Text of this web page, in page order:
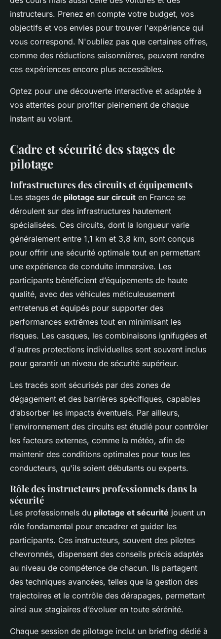
instructeurs. Prenez en compte votre budget, vos
objectifs et vos envies pour trouver l'expérience qui
vous correspond. N'oubliez pas que certaines offres,
comme des réductions saisonnières, peuvent rendre
ces expériences encore plus accessibles.
Optez pour une découverte interactive et adaptée à
vos attentes pour profiter pleinement de chaque
instant au volant.
Cadre et sécurité des stages de
pilotage
Infrastructures des circuits et équipements
Les stages de pilotage sur circuit en France se
déroulent sur des infrastructures hautement
spécialisées. Ces circuits, dont la longueur varie
généralement entre 1,1 km et 3,8 km, sont conçus
pour offrir une sécurité optimale tout en permettant
une expérience de conduite immersive. Les
participants bénéficient d’équipements de haute
qualité, avec des véhicules méticuleusement
entretenus et équipés pour supporter des
performances extrêmes tout en minimisant les
risques. Les casques, les combinaisons ignifugées et
d'autres protections individuelles sont souvent inclus
pour garantir un niveau de sécurité supérieur.
Les tracés sont sécurisés par des zones de
dégagement et des barrières spécifiques, capables
d’absorber les impacts éventuels. Par ailleurs,
l'environnement des circuits est étudié pour contrôler
les facteurs externes, comme la météo, afin de
maintenir des conditions optimales pour tous les
conducteurs, qu'ils soient débutants ou experts.
Rôle des instructeurs professionnels dans la
sécurité
Les professionnels du pilotage et sécurité jouent un
rôle fondamental pour encadrer et guider les
participants. Ces instructeurs, souvent des pilotes
chevronnés, dispensent des conseils précis adaptés
au niveau de compétence de chacun. Ils partagent
des techniques avancées, telles que la gestion des
trajectoires et le contrôle des dérapages, permettant
ainsi aux stagiaires d’évoluer en toute sérénité.
Chaque session de pilotage inclut un briefing dédié à